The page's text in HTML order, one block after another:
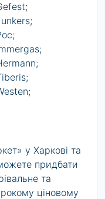
у Харкові та
придбати
та
ціновому